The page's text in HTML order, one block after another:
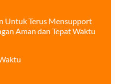
Untuk Terus Mensupport
Aman dan Tepat Waktu